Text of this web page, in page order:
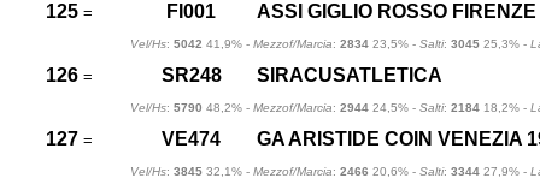
125 = FI001 ASSI GIGLIO ROSSO FIRENZE
Vel/Hs: 5042 41,9% - Mezzof/Marcia: 2834 23,5% - Salti: 3045 25,3% -
126 = SR248 SIRACUSATLETICA
Vel/Hs: 5790 48,2% - Mezzof/Marcia: 2944 24,5% - Salti: 2184 18,2% -
127 = VE474 GA ARISTIDE COIN VENEZIA
Vel/Hs: 3845 32,1% - Mezzof/Marcia: 2466 20,6% - Salti: 3344 27,9% -